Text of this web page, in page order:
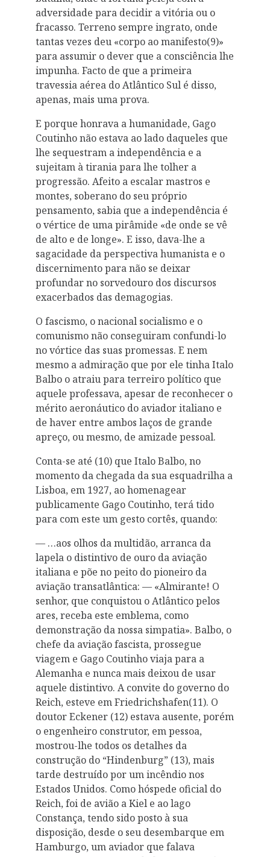
adversidade para decidir a vitória ou o
fracasso. Terreno sempre ingrato, onde
tantas vezes deu «corpo ao manifesto(9)»
para assumir o dever que a consciência lhe
impunha. Facto de que a primeira
travessia aérea do Atlântico Sul é disso,
apenas, mais uma prova.
E porque honrava a humanidade, Gago
Coutinho não estava ao lado daqueles que
lhe sequestram a independência e a
sujeitam à tirania para lhe tolher a
progressão. Afeito a escalar mastros e
montes, soberano do seu próprio
pensamento, sabia que a independência é
o vértice de uma pirâmide «de onde se vê
de alto e de longe». E isso, dava-lhe a
sagacidade da perspectiva humanista e o
discernimento para não se deixar
profundar no sorvedouro dos discursos
exacerbados das demagogias.
O fascismo, o nacional socialismo e o
comunismo não conseguiram confundi-lo
no vórtice das suas promessas. E nem
mesmo a admiração que por ele tinha Italo
Balbo o atraiu para terreiro político que
aquele professava, apesar de reconhecer o
mérito aeronáutico do aviador italiano e
de haver entre ambos laços de grande
apreço, ou mesmo, de amizade pessoal.
Conta-se até (10) que Italo Balbo, no
momento da chegada da sua esquadrilha a
Lisboa, em 1927, ao homenagear
publicamente Gago Coutinho, terá tido
para com este um gesto cortês, quando:
— …aos olhos da multidão, arranca da
lapela o distintivo de ouro da aviação
italiana e põe no peito do pioneiro da
aviação transatlântica: — «Almirante! O
senhor, que conquistou o Atlântico pelos
ares, receba este emblema, como
demonstração da nossa simpatia». Balbo, o
chefe da aviação fascista, prossegue
viagem e Gago Coutinho viaja para a
Alemanha e nunca mais deixou de usar
aquele distintivo. A convite do governo do
Reich, esteve em Friedrichshafen(11). O
doutor Eckener (12) estava ausente, porém
o engenheiro construtor, em pessoa,
mostrou-lhe todos os detalhes da
construção do “Hindenburg” (13), mais
tarde destruído por um incêndio nos
Estados Unidos. Como hóspede oficial do
Reich, foi de avião a Kiel e ao lago
Constança, tendo sido posto à sua
disposição, desde o seu desembarque em
Hamburgo, um aviador que falava